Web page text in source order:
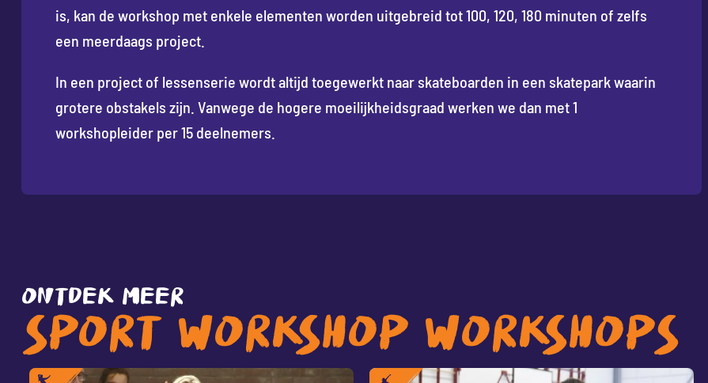
is, kan de workshop met enkele elementen worden uitgebreid tot 100, 120, 180 minuten of zelfs
een meerdaags project.
In een project of lessenserie wordt altijd toegewerkt naar skateboarden in een skatepark waarin
grotere obstakels zijn. Vanwege de hogere moeilijkheidsgraad werken we dan met 1
workshopleider per 15 deelnemers.
ONTDEK MEER
SPORT WORKSHOP WORKSHOPS